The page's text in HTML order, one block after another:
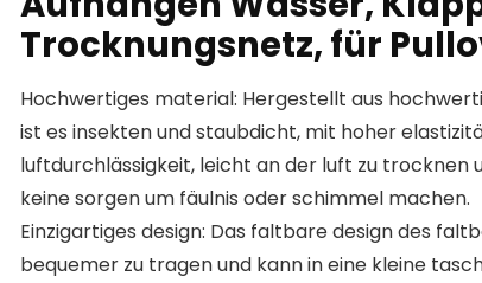
Trocknungsnetz, für
Hochwertiges material: Hergestellt aus
ist es insekten und staubdicht, mit hoher
luftdurchlässigkeit, leicht an der luft zu trocknen
keine sorgen um fäulnis oder schimmel machen.
Einzigartiges design: Das faltbare design des
bequemer zu tragen und kann in eine kleine